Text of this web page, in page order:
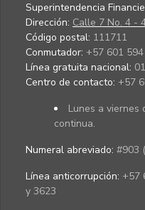
Superintendencia
Dirección: Calle 7 No. 4 -
Código postal: 111711
Conmutador: +57 601
Línea gratuita nacional:
Centro de contacto: +57
Lunes a viernes
continua.
Numeral abreviado: #903
Línea anticorrupción: +57
y 3623